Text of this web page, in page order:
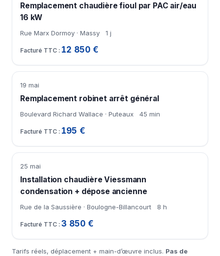
Remplacement chaudière fioul par PAC air/eau
16 kW
Rue Marx Dormoy · Massy 1 j
12 850 €
19 mai
Remplacement robinet arrêt général
Boulevard Richard Wallace · Puteaux 45 min
195 €
25 mai
Installation chaudière Viessmann
condensation + dépose ancienne
Rue de la Saussière · Boulogne-Billancourt 8 h
3 850 €
Tarifs réels, déplacement + main-d’œuvre inclus. Pas de